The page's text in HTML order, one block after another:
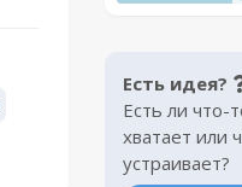
Есть идея?
Есть ли что-
хватает или
устраивает?